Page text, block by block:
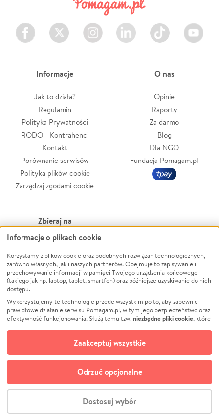
Facebook Twitter Instagram LinkedIn TikTok Youtube
Informacje
Jak to działa?
Regulamin
Polityka Prywatności
RODO - Kontrahenci
Kontakt
Porównanie serwisów
Polityka plików cookie
Zarządzaj zgodami cookie
O nas
Opinie
Raporty
Za darmo
Blog
Dla NGO
Fundacja Pomagam.pl
Zbieraj na
Leczenie
Zwierzęta
Pożar
Ukraina
Pomoc Finansowa
Projekty
Pogrzeb
Społeczność lokalna
Kultura
Powódź
Wichura
NGO
Edukacja
Podróż
Impreza
Ochrona środowiska
Biznes
© CROWDING SP. Z O.O.
Informacje o plikach cookie
Korzystamy z plików cookie oraz podobnych rozwiązań technologicznych,
zarówno własnych, jak i naszych partnerów. Obejmuje to zapisywanie i
przechowywanie informacji w pamięci Twojego urządzenia końcowego
(takiego jak np. laptop, tablet, smartfon) oraz późniejsze uzyskiwanie do nich
dostępu.
Wykorzystujemy te technologie przede wszystkim po to, aby zapewnić
prawidłowe działanie serwisu Pomagam.pl, w tym jego bezpieczeństwo oraz
efektywność funkcjonowania. Służą temu tzw.niezbędne pliki cookie, które
opcjonalnych plików cookie
technologii do celów analitycznych i retargetingowych. Możesz wyrazić
zgodę na ich stosowanie lub jej odmówić. W dowolnym momencie masz
możliwość zmiany swoich preferencji na stronie „Zarządzaj zgodami cookie”,
do której link znajdziesz w stopce serwisu Pomagam.pl. Opcjonalne pliki
cookie wykorzystywane są w następujących celach:
działanie serwisu Pomagam.pl. Dzięki nim możemy zrozumieć, jak
użytkownicy korzystają z naszego serwisu – skąd trafiają do serwisu, jak
Dostosuj wybór
Odrzuć opcjonalne
Zaakceptuj wszystkie